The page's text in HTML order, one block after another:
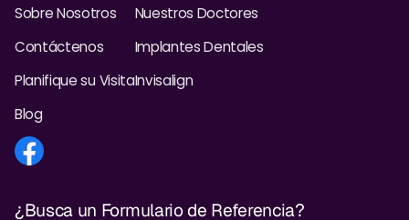
Sobre Nosotros
Contáctenos
Planifique su Visita
Blog
Nuestros Doctores
Implantes Dentales
Invisalign
¿Busca un Formulario de Referencia?